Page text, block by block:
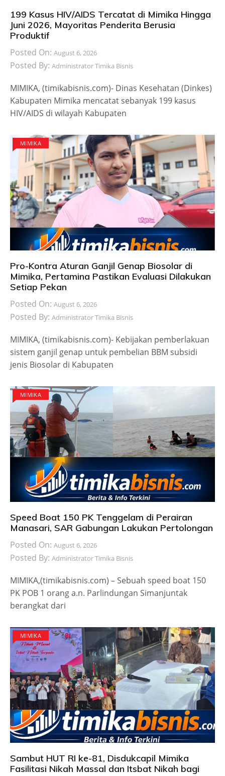
199 Kasus HIV/AIDS Tercatat di Mimika Hingga
Juni 2026, Mayoritas Penderita Berusia
Produktif
Posted On: August 6, 2026
Posted By: Administrator Timika Bisnis
MIMIKA, (timikabisnis.com)- Dinas Kesehatan (Dinkes)
Kabupaten Mimika mencatat sebanyak 199 kasus
HIV/AIDS di wilayah Kabupaten
MIMIKA
Pro-Kontra Aturan Ganjil Genap Biosolar di
Mimika, Pertamina Pastikan Evaluasi Dilakukan
Setiap Pekan
Posted On: August 6, 2026
Posted By: Administrator Timika Bisnis
MIMIKA, (timikabisnis.com)- Kebijakan pemberlakuan
sistem ganjil genap untuk pembelian BBM subsidi
jenis Biosolar di Kabupaten
MIMIKA
Speed Boat 150 PK Tenggelam di Perairan
Manasari, SAR Gabungan Lakukan Pertolongan
Posted On: August 6, 2026
Posted By: Administrator Timika Bisnis
MIMIKA,(timikabisnis.com) – Sebuah speed boat 150
PK POB 1 orang a.n. Parlindungan Simanjuntak
berangkat dari
MIMIKA
Sambut HUT RI ke-81, Disdukcapil Mimika
Fasilitasi Nikah Massal dan Itsbat Nikah bagi